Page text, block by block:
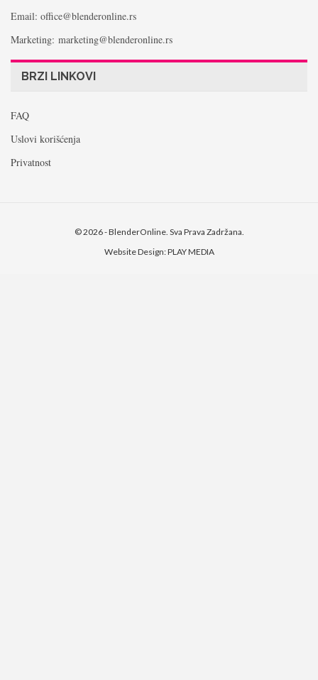
Email: office@blenderonline.rs
Marketing: marketing@blenderonline.rs
BRZI LINKOVI
FAQ
Uslovi korišćenja
Privatnost
© 2026 - BlenderOnline. Sva Prava Zadržana.
Website Design:PLAY MEDIA